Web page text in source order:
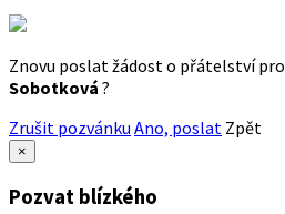
Znovu poslat žádost o přátelství pro
Sobotková ?
Zrušit pozvánku Ano, poslat Zpět
×
Pozvat blízkého